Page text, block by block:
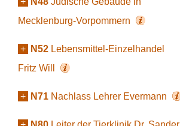
Mecklenburg-Vorpommern
+ N52 Lebensmittel-Einzelhandel
Fritz Will
+ N71 Nachlass Lehrer Evermann